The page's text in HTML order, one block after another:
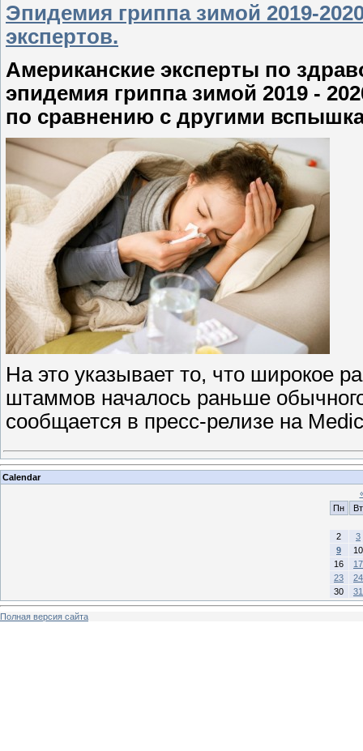
Эпидемия гриппа зимой 2019-
экспертов.
Американские эксперты по
эпидемия гриппа зимой 2019 -
по сравнению с другими
На это указывает то, что широкое
штаммов началось раньше
сообщается в пресс-релизе на
Calendar
Пн
Вт
2
3
9
10
16
17
23
24
30
31
Полная версия сайта